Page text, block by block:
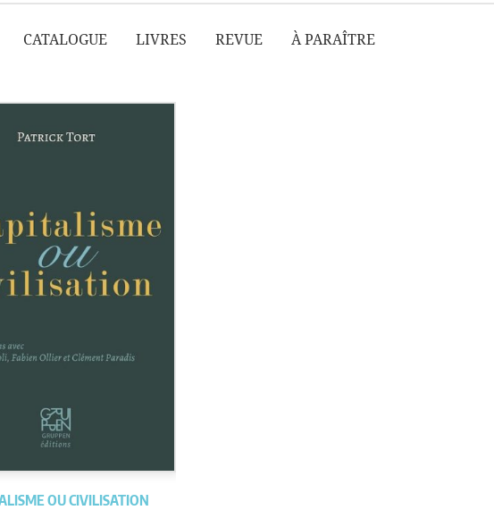
CATALOGUE
LIVRES REVUE À PARAÎTRE
OU CIVILISATION